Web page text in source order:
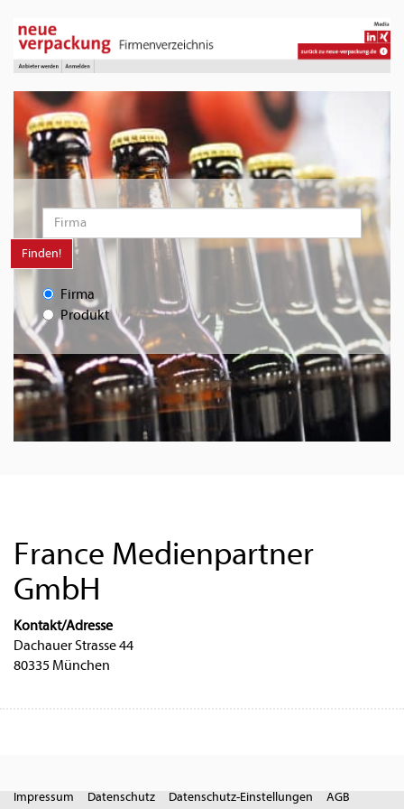
Finden!
Firma
Produkt
France Medienpartner
GmbH
Kontakt/Adresse
Dachauer Strasse 44
80335 München
Impressum Datenschutz Datenschutz-Einstellungen AGB